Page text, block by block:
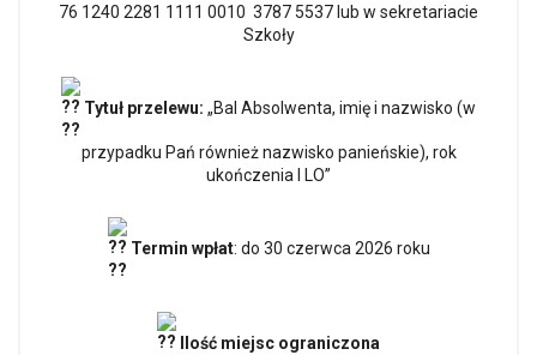
76 1240 2281 1111 0010 3787 5537 lub w sekretariacie
Szkoły
Tytuł przelewu: „Bal Absolwenta, imię i nazwisko (w
przypadku Pań również nazwisko panieńskie), rok
ukończenia I LO”
Termin wpłat: do 30 czerwca 2026 roku
Ilość miejsc ograniczona